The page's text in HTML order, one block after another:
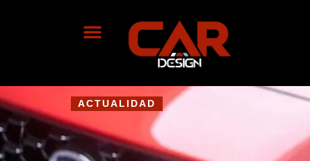
ACTUALIDAD